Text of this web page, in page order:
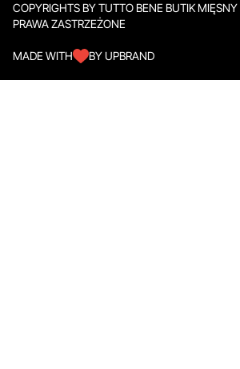
COPYRIGHTS BY TUTTO BENE BUTIK
PRAWA ZASTRZEŻONE
MADE WITH BY UPBRAND